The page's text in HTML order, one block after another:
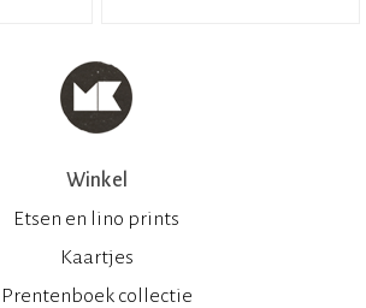
Winkel
Etsen en lino prints
Kaartjes
Prentenboek collectie